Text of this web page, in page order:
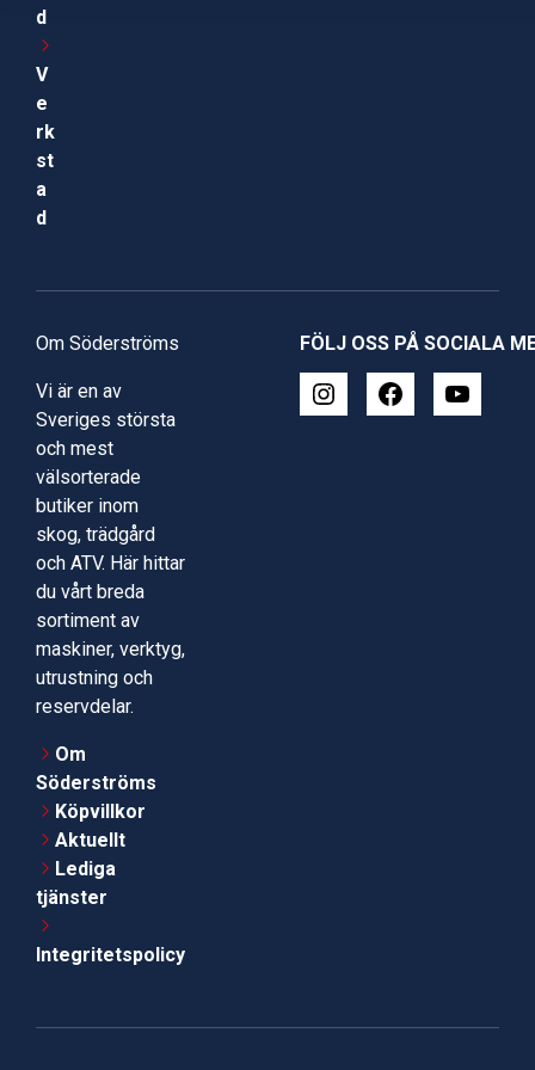
d
V
e
rk
st
a
d
Om Söderströms
Vi är en av
Sveriges största
och mest
välsorterade
butiker inom
skog, trädgård
och ATV. Här hittar
du vårt breda
sortiment av
maskiner, verktyg,
utrustning och
reservdelar.
Om
Söderströms
Köpvillkor
Aktuellt
Lediga
tjänster
Integritetspolicy
FÖLJ OSS PÅ SOCIALA